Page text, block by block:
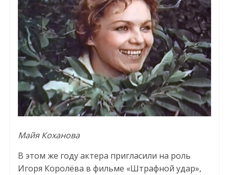
Майя Коханова
В этом же году актера пригласили на роль
Игоря Королёва в фильме «Штрафной удар»,